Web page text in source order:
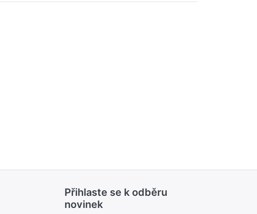
Přihlaste se k odběru
novinek